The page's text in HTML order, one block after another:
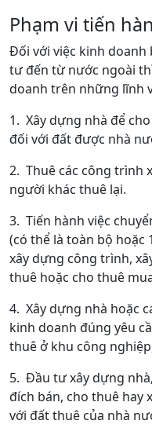
Phạm vi tiến
Đối với việc kinh doanh
tư đến từ nước ngoài
doanh trên những lĩnh
1. Xây dựng nhà để
đối với đất được nhà
2. Thuê các công trình
người khác thuê lại.
3. Tiến hành việc
(có thể là toàn bộ hoặc
xây dựng công trình,
thuê hoặc cho thuê
4. Xây dựng nhà hoặc
kinh doanh đúng yêu
thuê ở khu công
5. Đầu tư xây dựng
đích bán, cho thuê hay
với đất thuê của nhà